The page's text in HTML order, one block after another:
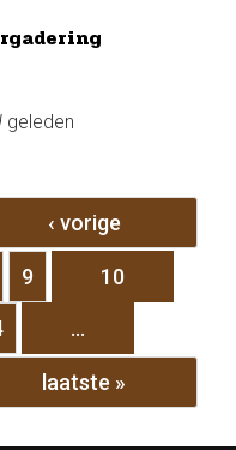
geleden
‹ vorige
9 10
…
laatste »